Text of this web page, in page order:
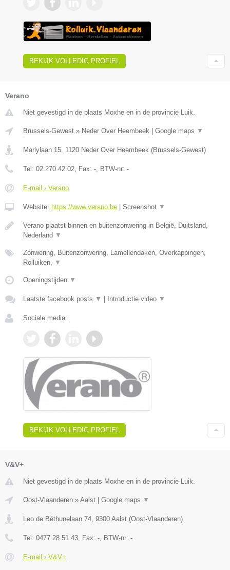
BEKIJK VOLLEDIG PROFIEL
Verano
Niet gevestigd in de plaats Moxhe en in de provincie Luik.
Brussels-Gewest » Neder Over Heembeek Google maps ▼
Marlylaan 15 1120 Neder Over Heembeek (Brussels-Gewest)
Tel: 02 270 42 02 , Fax: - , BTW-nr: -
E-mail › Verano
Website: https://www.verano.be Screenshot ▼
Verano plaatst binnen en buitenzonwering in België, Duitsland,
Nederland ▼
Zonwering, Buitenzonwering, Lamellendaken, Overkappingen,
Rolluiken,
▼
Openingstijden ▼
Laatste facebook posts ▼ Introductie video ▼
Sociale media:
BEKIJK VOLLEDIG PROFIEL
V&V+
Niet gevestigd in de plaats Moxhe en in de provincie Luik.
Oost-Vlaanderen » Aalst Google maps ▼
Leo de Béthunelaan 74 9300 Aalst (Oost-Vlaanderen)
Tel: 0477 28 51 43 , Fax: - , BTW-nr: -
E-mail › V&V+